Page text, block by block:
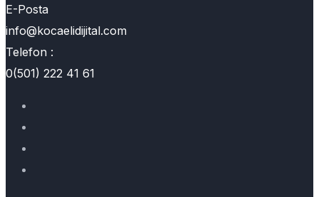
E-Posta
info@kocaelidijital.com
Telefon :
0(501) 222 41 61